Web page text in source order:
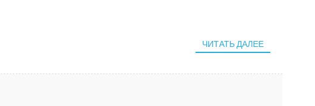
ЧИТАТЬ ДАЛЕЕ